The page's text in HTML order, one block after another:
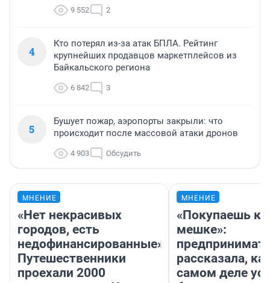
9 552 2
4
Кто потерял из-за атак БПЛА. Рейтинг
крупнейших продавцов маркетплейсов из
Байкальского региона
6 842 3
5
Бушует пожар, аэропорты закрыли: что
происходит после массовой атаки дронов
4 903 Обсудить
МНЕНИЕ
«Нет некрасивых
городов, есть
недофинансированные».
Путешественники
проехали 2000
МНЕНИЕ
«Покупаешь
мешке»:
рассказала,
самом деле